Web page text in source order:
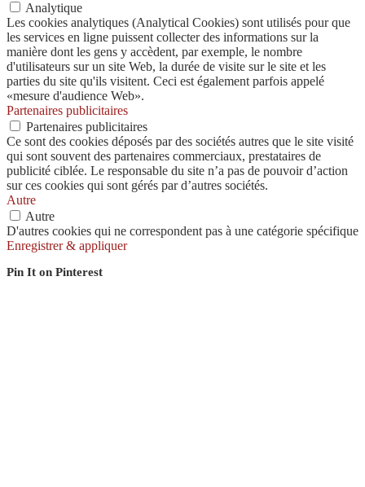
Analytique
Les cookies analytiques (Analytical Cookies) sont utilisés pour que
les services en ligne puissent collecter des informations sur la
manière dont les gens y accèdent, par exemple, le nombre
d'utilisateurs sur un site Web, la durée de visite sur le site et les
parties du site qu'ils visitent. Ceci est également parfois appelé
«mesure d'audience Web».
Partenaires publicitaires
Partenaires publicitaires
Ce sont des cookies déposés par des sociétés autres que le site visité
qui sont souvent des partenaires commerciaux, prestataires de
publicité ciblée. Le responsable du site n’a pas de pouvoir d’action
sur ces cookies qui sont gérés par d’autres sociétés.
Autre
Autre
D'autres cookies qui ne correspondent pas à une catégorie spécifique
Enregistrer & appliquer
Pin It on Pinterest